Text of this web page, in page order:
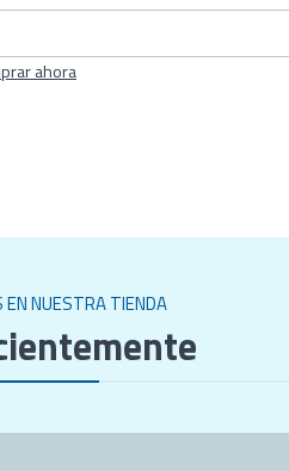
ahora
NUESTRA TIENDA